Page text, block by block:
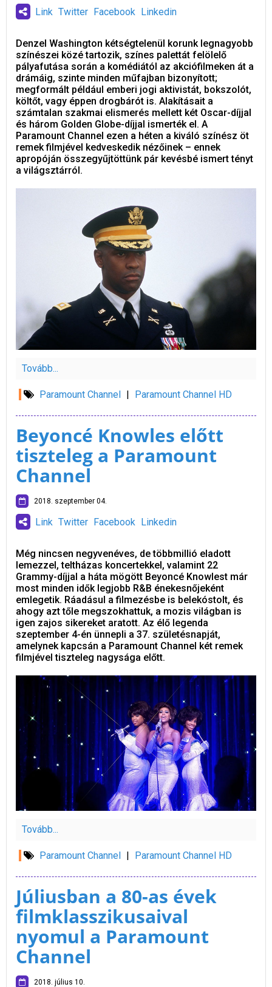
Link Twitter Facebook Linkedin
Denzel Washington kétségtelenül korunk legnagyobb
színészei közé tartozik, színes palettát felölelő
pályafutása során a komédiától az akciófilmeken át a
drámáig, szinte minden műfajban bizonyított;
megformált például emberi jogi aktivistát, bokszolót,
költőt, vagy éppen drogbárót is. Alakításait a
számtalan szakmai elismerés mellett két Oscar-díjjal
és három Golden Globe-díjjal ismerték el. A
Paramount Channel ezen a héten a kiváló színész öt
remek filmjével kedveskedik nézőinek – ennek
apropóján összegyűjtöttünk pár kevésbé ismert tényt
a világsztárról.
Tovább...
Paramount Channel | Paramount Channel HD
Beyoncé Knowles előtt
tiszteleg a Paramount
Channel
2018. szeptember 04.
Link Twitter Facebook Linkedin
Még nincsen negyvenéves, de többmillió eladott
lemezzel, teltházas koncertekkel, valamint 22
Grammy-díjjal a háta mögött Beyoncé Knowlest már
most minden idők legjobb R&B énekesnőjeként
emlegetik. Ráadásul a filmezésbe is belekóstolt, és
ahogy azt tőle megszokhattuk, a mozis világban is
igen zajos sikereket aratott. Az élő legenda
szeptember 4-én ünnepli a 37. születésnapját,
amelynek kapcsán a Paramount Channel két remek
filmjével tiszteleg nagysága előtt.
Tovább...
Paramount Channel | Paramount Channel HD
Júliusban a 80-as évek
filmklasszikusaival
nyomul a Paramount
Channel
2018. július 10.